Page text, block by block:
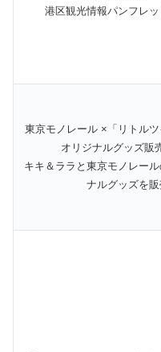
港区観光情報パンフレ
東京モノレール ×「リトルツ
オリジナルグッズ販
キキ＆ララと東京モノレー
ナルグッズを販